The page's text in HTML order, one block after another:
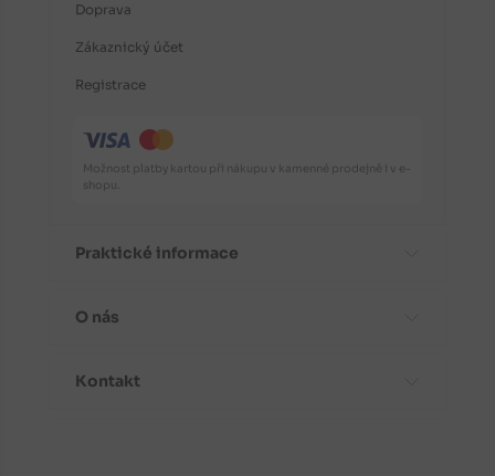
Doprava
Zákaznický účet
Registrace
Možnost platby kartou při nákupu v kamenné prodejně i v e-
shopu.
Praktické informace
Časté dotazy
O nás
Aktuality
Kontakt